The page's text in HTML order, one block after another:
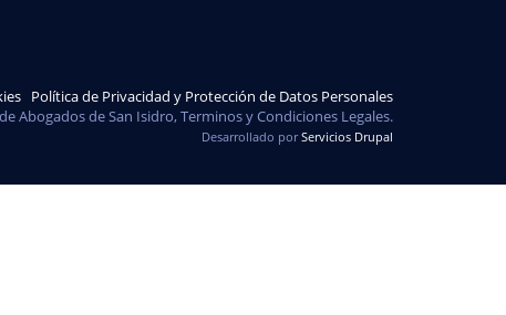
Política de Privacidad y Protección de Datos Personales
Abogados de San Isidro, Terminos y Condiciones Legales.
Desarrollado porServicios Drupal